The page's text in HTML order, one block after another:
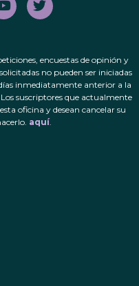
encuestas de opinión y
no pueden ser iniciadas
inmediatamente anterior a la
suscriptores que actualmente
oficina y desean cancelar su
aquí